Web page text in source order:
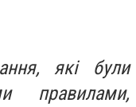
які були
правилами,